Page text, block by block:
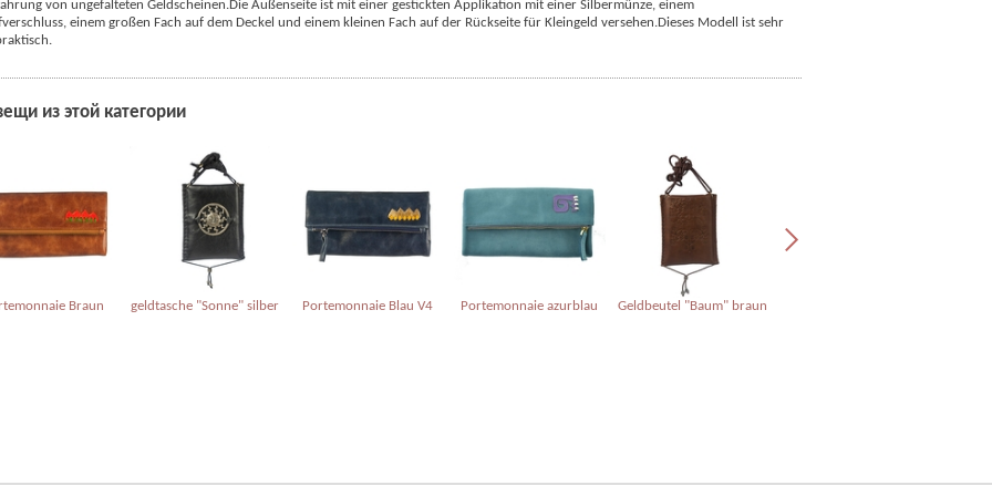
von ungefalteten Geldscheinen.Die Außenseite ist mit einer gestickten Applikation mit einer Silbermünze, einem
einem großen Fach auf dem Deckel und einem kleinen Fach auf der Rückseite für Kleingeld versehen.Dieses Modell ist sehr
из этой категории
Braun geldtasche "Sonne" silber Portemonnaie Blau V4 Portemonnaie azurblau Geldbeutel "Baum" braun